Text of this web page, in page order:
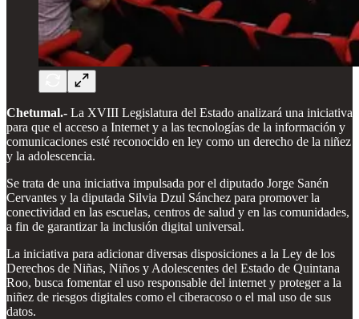
Chetumal.- La XVIII Legislatura del Estado analizará una iniciativa
para que el acceso a Internet y a las tecnologías de la información y
comunicaciones esté reconocido en ley como un derecho de la niñez
y la adolescencia.
Se trata de una iniciativa impulsada por el diputado Jorge Sanén
Cervantes y la diputada Silvia Dzul Sánchez para promover la
conectividad en las escuelas, centros de salud y en las comunidades,
a fin de garantizar la inclusión digital universal.
La iniciativa para adicionar diversas disposiciones a la Ley de los
Derechos de Niñas, Niños y Adolescentes del Estado de Quintana
Roo, busca fomentar el uso responsable del internet y proteger a la
niñez de riesgos digitales como el ciberacoso o el mal uso de sus
datos.